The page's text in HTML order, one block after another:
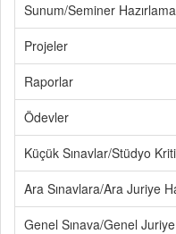
Sunum/Seminer Hazırlama
Projeler
Raporlar
Ödevler
Küçük Sınavlar/Stüdyo
Ara Sınavlara/Ara Juriye
Genel Sınava/Genel